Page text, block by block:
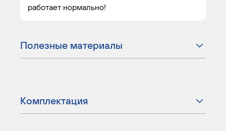
работает нормально!
Полезные материалы
Комплектация